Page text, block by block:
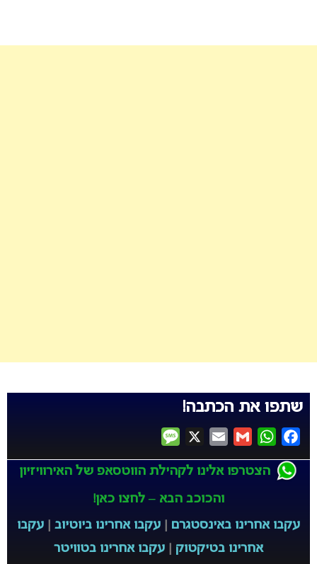
שתפו את הכתבה!
Facebook
WhatsApp
Gmail
Email
הצטרפו אלינו לקהילת הווטסאפ של האירוויזיון
והכוכב הבא – לחצו כאן!
עקבו אחרינו באינסטגרם
עקבו אחרינו ביוטיוב
עקבו
אחרינו בטיקטוק
עקבו אחרינו בטוויטר